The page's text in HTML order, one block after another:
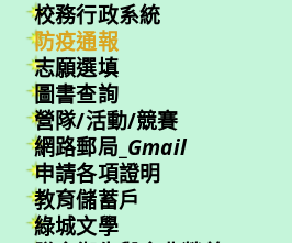
校務行政系統
防疫通報
志願選填
圖書查詢
營隊/活動/競賽
網路郵局_ Gmail
申請各項證明
教育儲蓄戶
綠城文學